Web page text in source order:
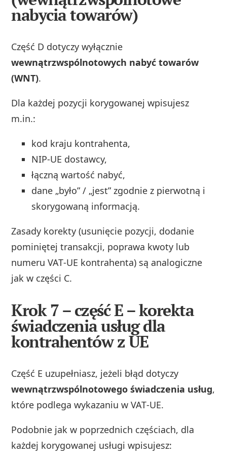
nabycia towarów)
Część D dotyczy wyłącznie
wewnątrzwspólnotowych nabyć towarów
(WNT).
Dla każdej pozycji korygowanej wpisujesz
m.in.:
kod kraju kontrahenta,
NIP‑UE dostawcy,
łączną wartość nabyć,
dane „było” / „jest” zgodnie z pierwotną i
skorygowaną informacją.
Zasady korekty (usunięcie pozycji, dodanie
pominiętej transakcji, poprawa kwoty lub
numeru VAT‑UE kontrahenta) są analogiczne
jak w części C.
Krok 7 – część E – korekta
świadczenia usług dla
kontrahentów z UE
Część E uzupełniasz, jeżeli błąd dotyczy
wewnątrzwspólnotowego świadczenia usług,
które podlega wykazaniu w VAT‑UE.
Podobnie jak w poprzednich częściach, dla
każdej korygowanej usługi wpisujesz: